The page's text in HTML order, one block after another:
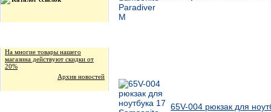
На многие товары нашего
магазина действуют скидки от
20%
Архив новостей
65V-004 рюкзак для